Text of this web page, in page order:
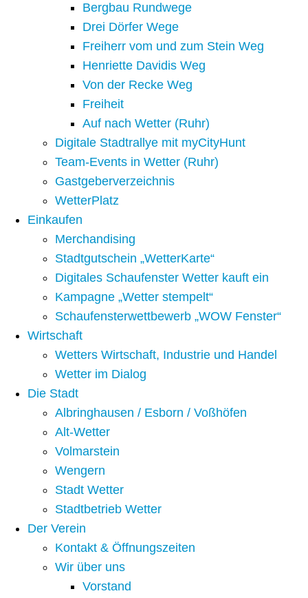
Bergbau Rundwege
Drei Dörfer Wege
Freiherr vom und zum Stein Weg
Henriette Davidis Weg
Von der Recke Weg
Freiheit
Auf nach Wetter (Ruhr)
Digitale Stadtrallye mit myCityHunt
Team-Events in Wetter (Ruhr)
Gastgeberverzeichnis
WetterPlatz
Einkaufen
Merchandising
Stadtgutschein „WetterKarte“
Digitales Schaufenster Wetter kauft ein
Kampagne „Wetter stempelt“
Schaufensterwettbewerb „WOW Fenster“
Wirtschaft
Wetters Wirtschaft, Industrie und Handel
Wetter im Dialog
Die Stadt
Albringhausen / Esborn / Voßhöfen
Alt-Wetter​
Volmarstein
Wengern
Stadt Wetter
Stadtbetrieb Wetter
Der Verein
Kontakt & Öffnungszeiten
Wir über uns
Vorstand